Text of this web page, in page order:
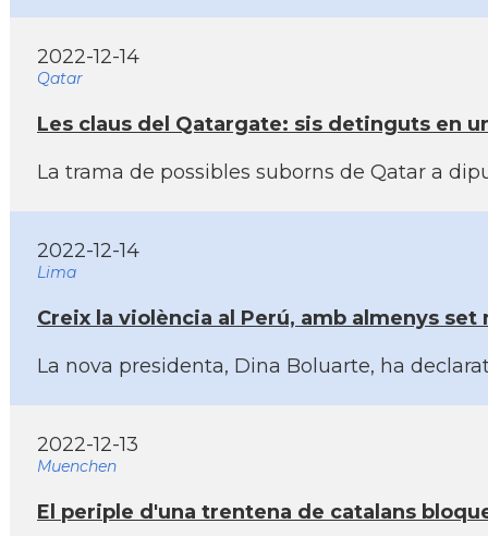
2022-12-14
Qatar
Les claus del Qatargate: sis detinguts en
La trama de possibles suborns de Qatar a
2022-12-14
Lima
Creix la violència al Perú, amb almenys
La nova presidenta, Dina Boluarte, ha
2022-12-13
Muenchen
El periple d'una trentena de catalans